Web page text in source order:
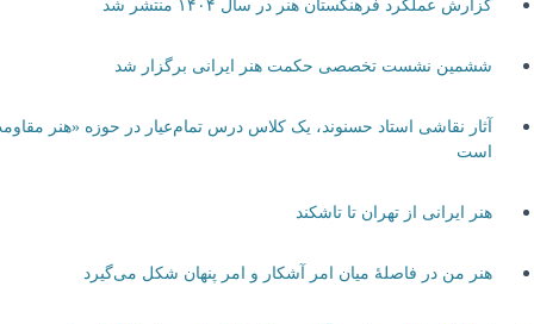
گزارش عملکرد فرهنگستان هنر در سال ۱۴۰۴ منتشر شد
ششمین نشست تخصصی حکمت هنر ایرانی برگزار شد
آثار نقاشی استاد حسنوند، یک کلاس درس تمام‌عیار در حوزه «هنر
است
هنر ایرانی از تهران تا تاشکند
هنر من در فاصلۀ میان امر آشکار و امر پنهان شکل می‌گیرد